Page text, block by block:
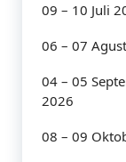
09 – 10 Juli
06 – 07
04 – 05
2026
08 – 09